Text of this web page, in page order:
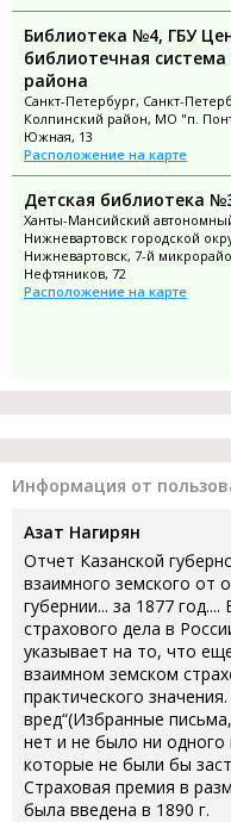
Библиотека №4, ГБУ
библиотечная система
района
Санкт-Петербург, Санкт-
Колпинский район, МО "п.
Южная, 13
Расположение на карте
Детская библиотека
Ханты-Мансийский
Нижневартовск городской
Нижневартовск, 7-й
Нефтяников, 72
Расположение на карте
Информация от
Азат Нагирян
Отчет Казанской
взаимного земского от
губернии... за 1877
страхового дела в
указывает на то, что
взаимном земском
практического
вред“(Избранные
нет и не было ни одного
которые не были бы
Страховая премия в
была введена в 1890 г.